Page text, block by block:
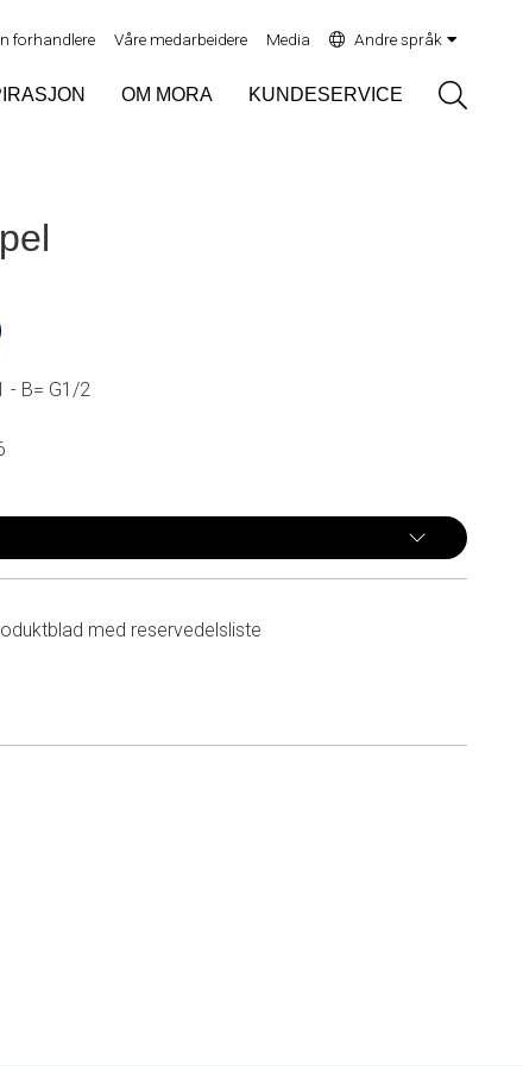
forhandlere Våre medarbeidere Media Andre språk
OM MORA KUNDESERVICE
- B= G1/2
med reservedelsliste